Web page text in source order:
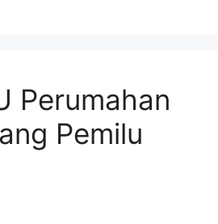
Perumahan
Pemilu